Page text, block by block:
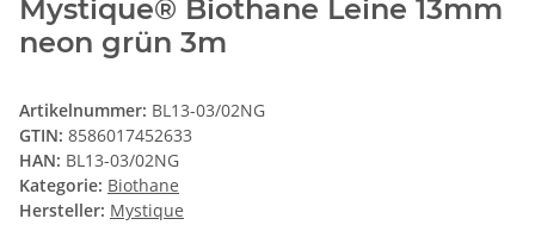
Mystique® Biothane Leine 13mm
neon grün 3m
Artikelnummer: BL13-03/02NG
GTIN: 8586017452633
HAN: BL13-03/02NG
Kategorie: Biothane
Hersteller: Mystique